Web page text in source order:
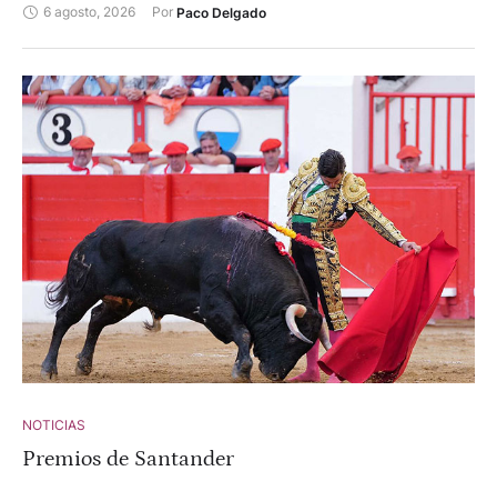
6 agosto, 2026 Por Paco Delgado
NOTICIAS
Premios de Santander